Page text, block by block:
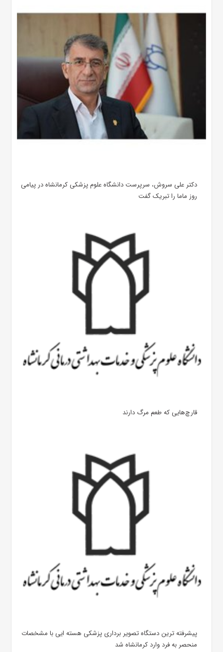
دکتر علی سروش، سرپرست دانشگاه علوم پزشکی کرمانشاه در پیامی
روز ماما را تبریک گفت
قارچ‌هایی که طعم مرگ دارند
پیشرفته ترین دستگاه تصویر برداری پزشکی هسته ایی با مشخصات
منحصر به فرد وارد کرمانشاه شد